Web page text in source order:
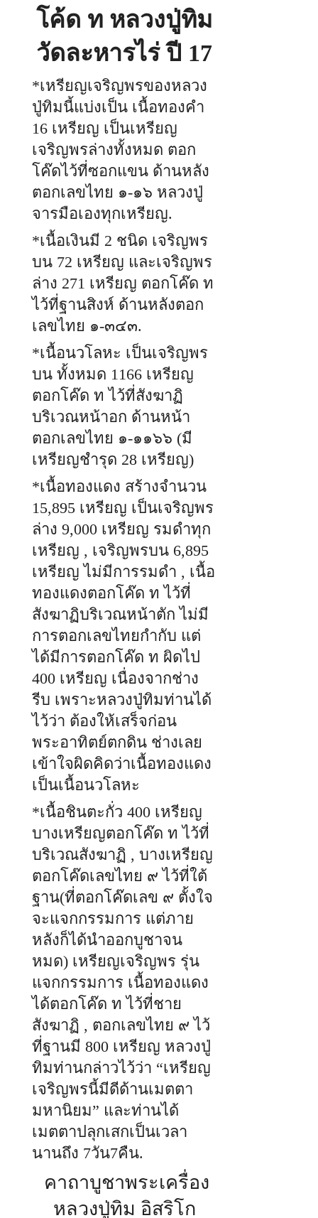
โค้ด ท หลวงปู่ทิม
วัดละหารไร่ ปี 17
*เหรียญเจริญพรของหลวง
ปู่ทิมนี้แบ่งเป็น เนื้อทองคำ
16 เหรียญ เป็นเหรียญ
เจริญพรล่างทั้งหมด ตอก
โค๊ดไว้ที่ซอกแขน ด้านหลัง
ตอกเลขไทย ๑-๑๖ หลวงปู่
จารมือเองทุกเหรียญ.
*เนื้อเงินมี 2 ชนิด เจริญพร
บน 72 เหรียญ และเจริญพร
ล่าง 271 เหรียญ ตอกโค๊ด ท
ไว้ที่ฐานสิงห์ ด้านหลังตอก
เลขไทย ๑-๓๔๓.
*เนื้อนวโลหะ เป็นเจริญพร
บน ทั้งหมด 1166 เหรียญ
ตอกโค๊ด ท ไว้ที่สังฆาฏิ
บริเวณหน้าอก ด้านหน้า
ตอกเลขไทย ๑-๑๑๖๖ (มี
เหรียญชำรุด 28 เหรียญ)
*เนื้อทองแดง สร้างจำนวน
15,895 เหรียญ เป็นเจริญพร
ล่าง 9,000 เหรียญ รมดำทุก
เหรียญ , เจริญพรบน 6,895
เหรียญ ไม่มีการรมดำ , เนื้อ
ทองแดงตอกโค๊ด ท ไว้ที่
สังฆาฏิบริเวณหน้าตัก ไม่มี
การตอกเลขไทยกำกับ แต่
ได้มีการตอกโค๊ด ท ผิดไป
400 เหรียญ เนื่องจากช่าง
รีบ เพราะหลวงปู่ทิมท่านได้
ไว้ว่า ต้องให้เสร็จก่อน
พระอาทิตย์ตกดิน ช่างเลย
เข้าใจผิดคิดว่าเนื้อทองแดง
เป็นเนื้อนวโลหะ
*เนื้อชินตะกั่ว 400 เหรียญ
บางเหรียญตอกโค๊ด ท ไว้ที่
บริเวณสังฆาฏิ , บางเหรียญ
ตอกโค๊ดเลขไทย ๙ ไว้ที่ใต้
ฐาน(ที่ตอกโค๊ดเลข ๙ ตั้งใจ
จะแจกกรรมการ แต่ภาย
หลังก็ได้นำออกบูชาจน
หมด) เหรียญเจริญพร รุ่น
แจกกรรมการ เนื้อทองแดง
ได้ตอกโค๊ด ท ไว้ที่ชาย
สังฆาฏิ , ตอกเลขไทย ๙ ไว้
ที่ฐานมี 800 เหรียญ หลวงปู่
ทิมท่านกล่าวไว้ว่า “เหรียญ
เจริญพรนี้มีดีด้านเมตตา
มหานิยม” และท่านได้
เมตตาปลุกเสกเป็นเวลา
นานถึง 7วัน7คืน.
คาถาบูชาพระเครื่อง
หลวงปู่ทิม อิสริโก